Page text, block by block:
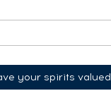
your spirits